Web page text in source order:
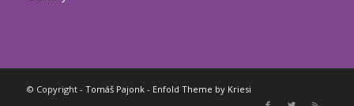
© Copyright - Tomáš Pajonk- Enfold Theme by Kriesi